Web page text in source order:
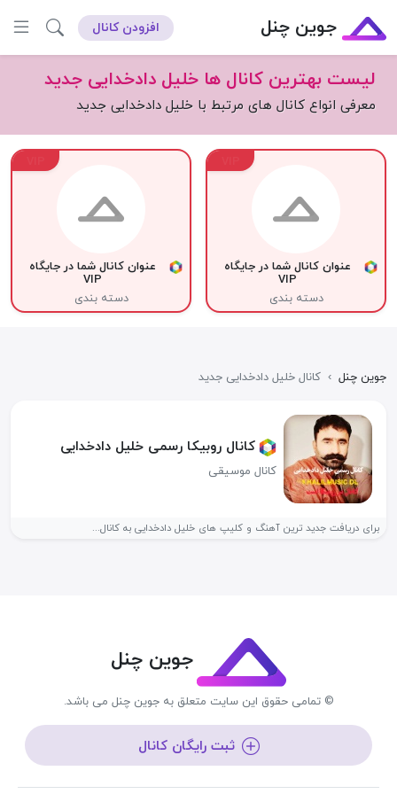
جوین چنل افزودن کانال
لیست بهترین کانال ها خلیل دادخدایی جدید
معرفی انواع کانال های مرتبط با خلیل دادخدایی جدید
عنوان کانال شما در جایگاه
VIP
دسته بندی
عنوان کانال شما در جایگاه
VIP
دسته بندی
جوین چنل › کانال خلیل دادخدایی جدید
کانال روبیکا رسمی خلیل دادخدایی
کانال موسیقی
برای دریافت جدید ترین آهنگ و کلیپ های خلیل دادخدایی به کانال...
جوین چنل
© تمامی حقوق این سایت متعلق به جوین چنل می باشد.
ثبت رایگان کانال